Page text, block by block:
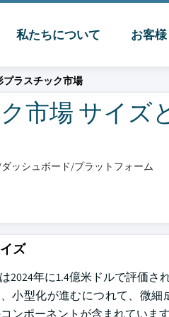
私たちについて お客様
プラスチック市場
市場 サイズ
ッシュボード/プラットフォーム
ズ
年に1.4億米ドルで評価さ
小型化が進むにつれて、微
ンポーネントが含まれています